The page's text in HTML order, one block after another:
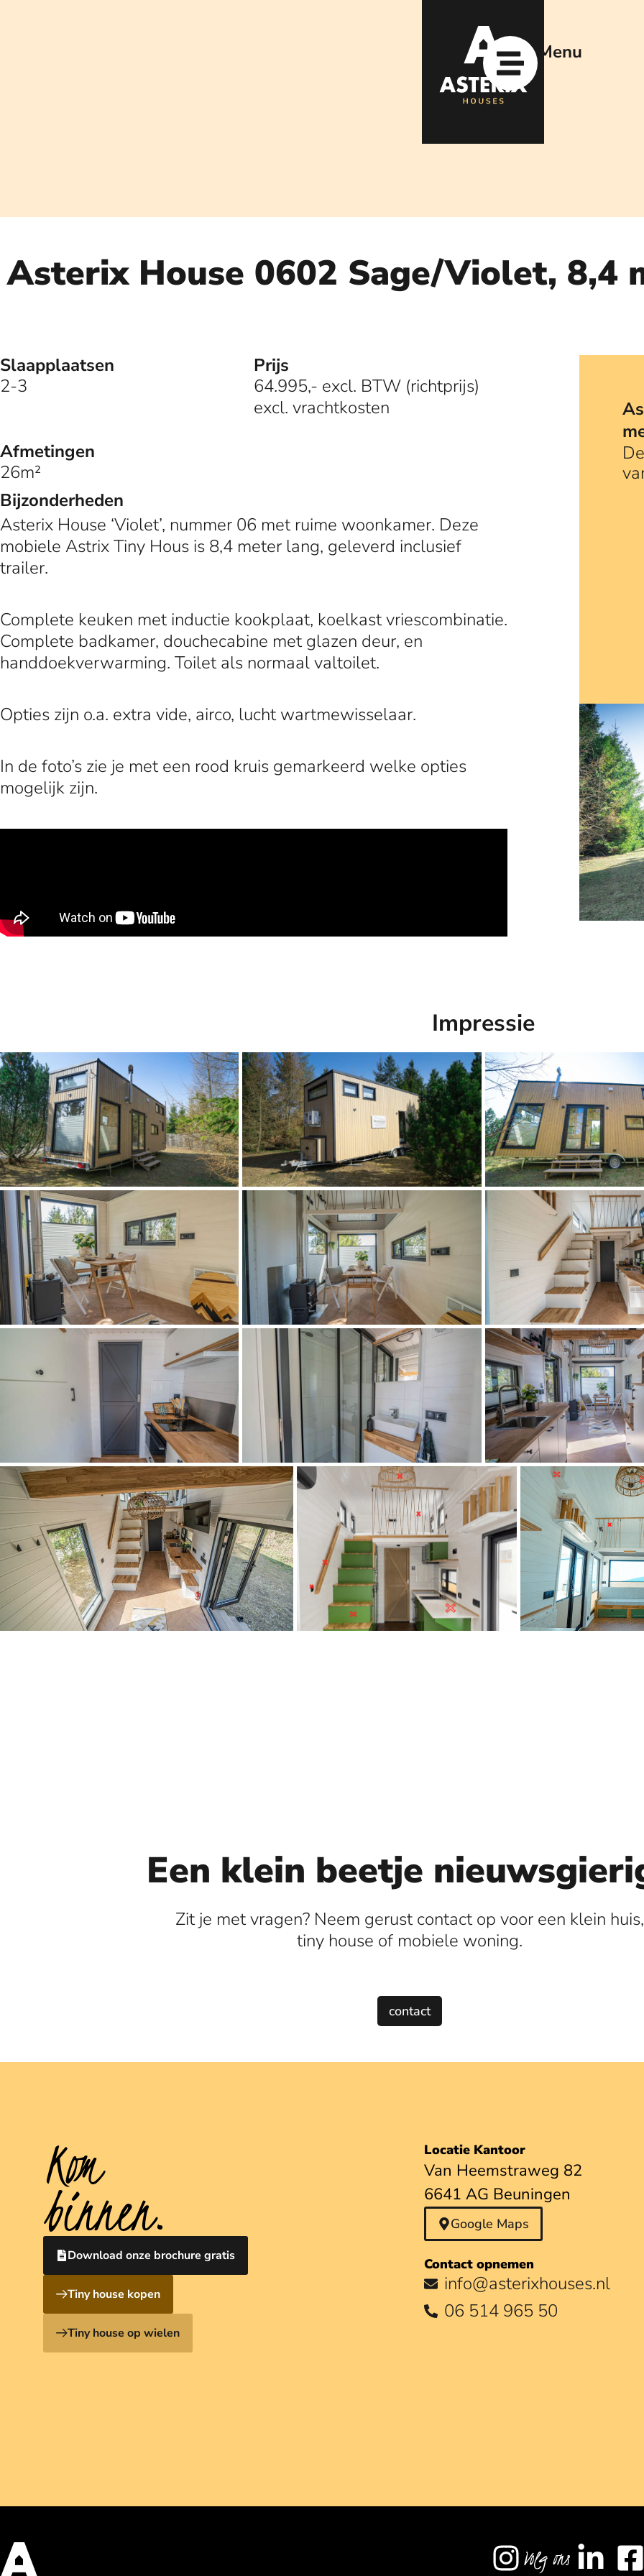
Menu
Asterix House 0602 Sage/Violet, 8,4
Slaapplaatsen
2-3
Prijs
64.995,- excl. BTW (richtprijs)
excl. vrachtkosten
Afmetingen
26m²
Bijzonderheden
Asterix House ‘Violet’, nummer 06 met ruime woonkamer. Deze
mobiele Astrix Tiny Hous is 8,4 meter lang, geleverd inclusief
trailer.
Complete keuken met inductie kookplaat, koelkast vriescombinatie.
Complete badkamer, douchecabine met glazen deur, en
handdoekverwarming. Toilet als normaal valtoilet.
Opties zijn o.a. extra vide, airco, lucht wartmewisselaar.
In de foto’s zie je met een rood kruis gemarkeerd welke opties
mogelijk zijn.
Impressie
Een klein beetje
Zit je met vragen? Neem gerust contact op voor een klein huis,
tiny house of mobiele woning.
contact
Kom
binnen.
Download onze brochure gratis
Tiny house kopen
Tiny house op wielen
Locatie Kantoor
Van Heemstraweg 82
6641 AG Beuningen
Google Maps
Contact opnemen
info@asterixhouses.nl
06 514 965 50
Volg ons